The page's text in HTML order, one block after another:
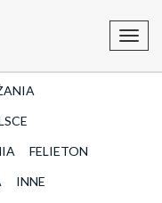
FELIETON
INNE